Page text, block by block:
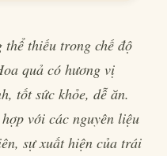
thiếu trong chế độ
quả có hương vị
tốt sức khỏe, dễ ăn.
với các nguyên liệu
sự xuất hiện của trái